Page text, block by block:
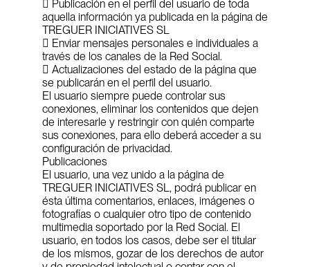
 Publicación en el perfil del usuario de toda
aquella información ya publicada en la página de
TREGUER INICIATIVES SL
 Enviar mensajes personales e individuales a
través de los canales de la Red Social.
 Actualizaciones del estado de la página que
se publicarán en el perfil del usuario.
El usuario siempre puede controlar sus
conexiones, eliminar los contenidos que dejen
de interesarle y restringir con quién comparte
sus conexiones, para ello deberá acceder a su
configuración de privacidad.
Publicaciones
El usuario, una vez unido a la página de
TREGUER INICIATIVES SL, podrá publicar en
ésta última comentarios, enlaces, imágenes o
fotografías o cualquier otro tipo de contenido
multimedia soportado por la Red Social. El
usuario, en todos los casos, debe ser el titular
de los mismos, gozar de los derechos de autor